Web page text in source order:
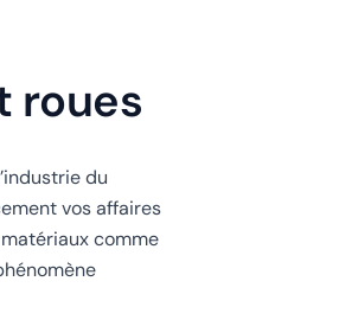
roues
du
vos affaires
comme